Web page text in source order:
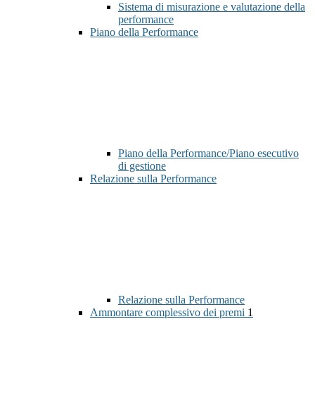
Sistema di misurazione e valutazione della
performance
Piano della Performance
Piano della Performance/Piano esecutivo
di gestione
Relazione sulla Performance
Relazione sulla Performance
Ammontare complessivo dei premi 1